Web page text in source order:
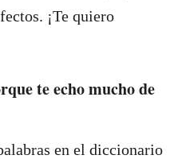
¡Te quiero
te echo mucho de
en el diccionario